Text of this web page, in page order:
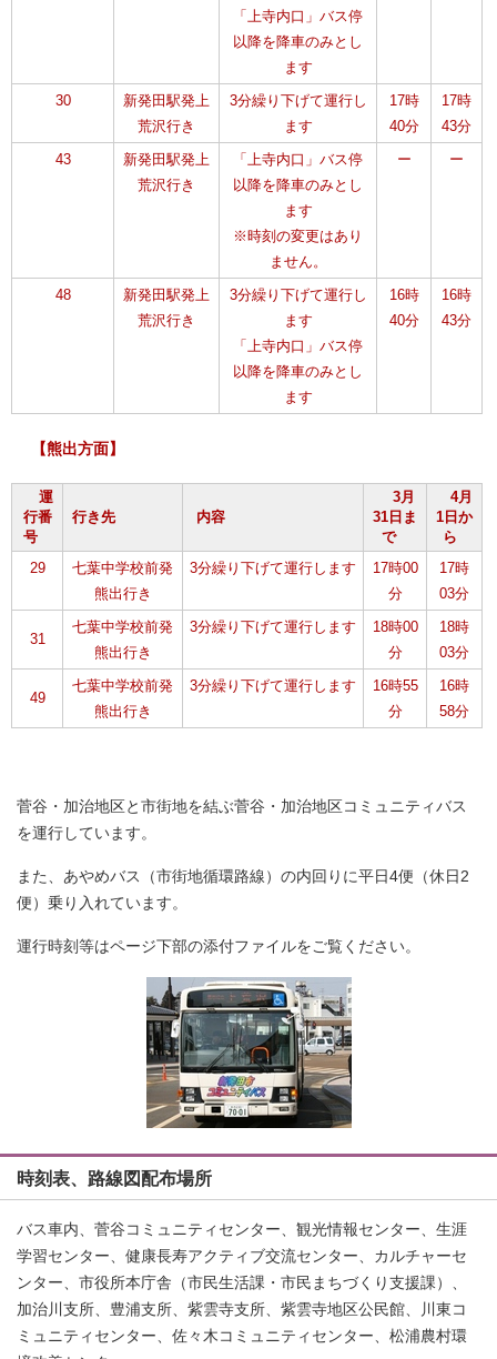
「上寺内口」バス停
以降を降車のみとし
ます
30
新発田駅発上
荒沢行き
3分繰り下げて運行し
ます
17時
40分
17時
43分
43
新発田駅発上
荒沢行き
「上寺内口」バス停
以降を降車のみとし
ます
※時刻の変更はあり
ません。
ー ー
48
新発田駅発上
荒沢行き
3分繰り下げて運行し
ます
「上寺内口」バス停
以降を降車のみとし
ます
16時
40分
16時
43分
【熊出方面】
運
行番
号
行き先 内容
3月
31日ま
で
4月
1日か
ら
29
七葉中学校前発
熊出行き
3分繰り下げて運行します
17時00
分
17時
03分
31
七葉中学校前発
熊出行き
3分繰り下げて運行します
18時00
分
18時
03分
49
七葉中学校前発
熊出行き
3分繰り下げて運行します
16時55
分
16時
58分
菅谷・加治地区と市街地を結ぶ菅谷・加治地区コミュニティバス
を運行しています。
また、あやめバス（市街地循環路線）の内回りに平日4便（休日2
便）乗り入れています。
運行時刻等はページ下部の添付ファイルをご覧ください。
時刻表、路線図配布場所
バス車内、菅谷コミュニティセンター、観光情報センター、生涯
学習センター、健康長寿アクティブ交流センター、カルチャーセ
ンター、市役所本庁舎（市民生活課・市民まちづくり支援課）、
加治川支所、豊浦支所、紫雲寺支所、紫雲寺地区公民館、川東コ
ミュニティセンター、佐々木コミュニティセンター、松浦農村環